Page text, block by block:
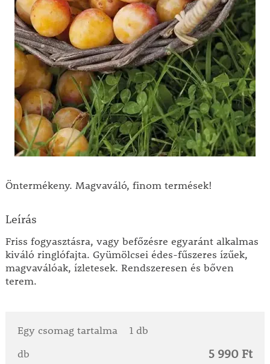
Öntermékeny. Magvaváló, finom termések!
Leírás
Friss fogyasztásra, vagy befőzésre egyaránt alkalmas
kiváló ringlófajta. Gyümölcsei édes-fűszeres ízűek,
magvaválóak, ízletesek. Rendszeresen és bőven
terem.
Egy csomag tartalma
1 db
db
5 990 Ft